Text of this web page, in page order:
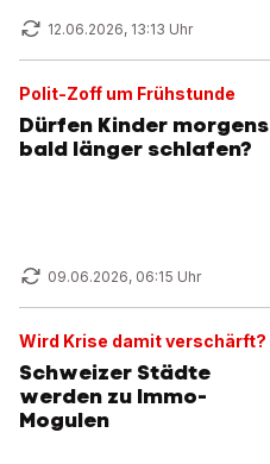
12.06.2026, 13:13 Uhr
Polit-Zoff um Frühstunde
Dürfen Kinder morgens
bald länger schlafen?
09.06.2026, 06:15 Uhr
Wird Krise damit verschärft?
Schweizer Städte
werden zu Immo-
Mogulen